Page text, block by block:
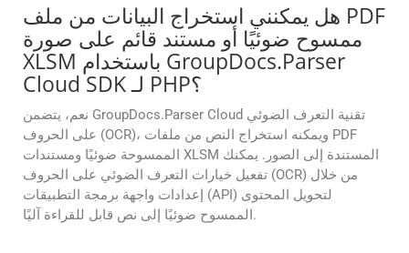
هل يمكنني استخراج البيانات من ملف PDF
ممسوح ضوئيًا أو مستند قائم على صورة
XLSM باستخدام GroupDocs.Parser
Cloud SDK لـ PHP؟
نعم، يتضمن GroupDocs.Parser Cloud تقنية التعرف الضوئي
على الحروف (OCR)، ويمكنه استخراج النص من ملفات PDF
الممسوحة ضوئيًا ومستندات XLSM المستندة إلى الصور. يمكنك
تفعيل خيارات التعرف الضوئي على الحروف (OCR) من خلال
إعدادات واجهة برمجة التطبيقات (API) لتحويل المحتوى
الممسوح ضوئيًا إلى نص قابل للقراءة آليًا.